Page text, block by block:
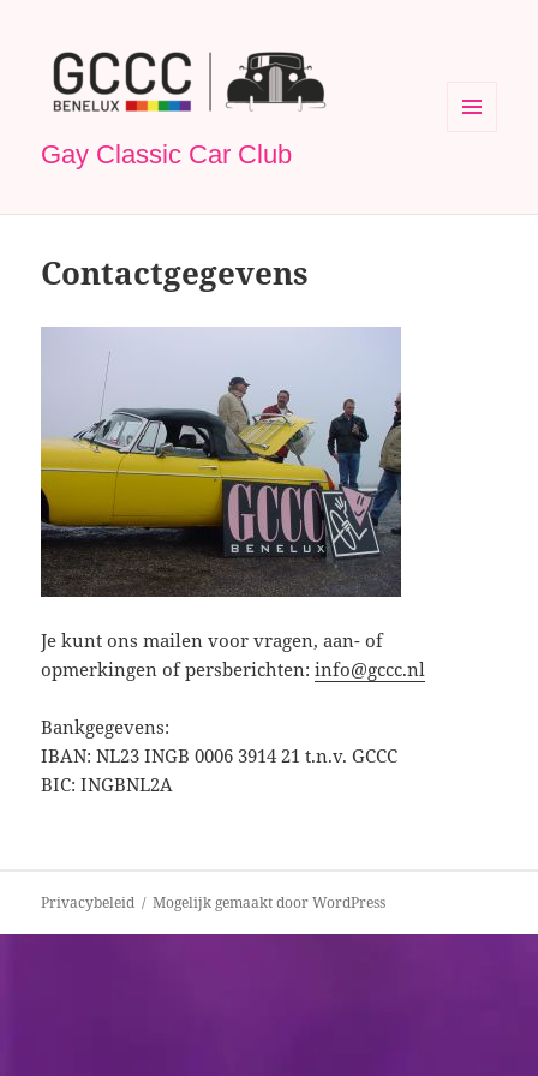
Gay Classic Car Club
Contactgegevens
Je kunt ons mailen voor vragen, aan- of
opmerkingen of persberichten:info@gccc.nl
Bankgegevens:
IBAN: NL23 INGB 0006 3914 21 t.n.v. GCCC
BIC: INGBNL2A
navigatiePrivacybeleid Mogelijk gemaakt door WordPress